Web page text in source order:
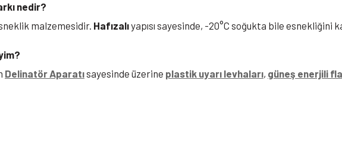
nedir?
malzemesidir. Hafızalıyapısı sayesinde, -20°C soğukta bile esnekliğini
Delinatör Aparatısayesinde üzerine plastik uyarı levhaları, güneş enerjili